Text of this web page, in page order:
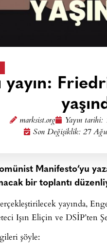
yayın:
marksist.org Yayın tarihi:
Son Değişiklik: 27
Manifesto’yu
bir toplantı
yayında,
Işın Eliçin ve DSİP’ten
şöyle: